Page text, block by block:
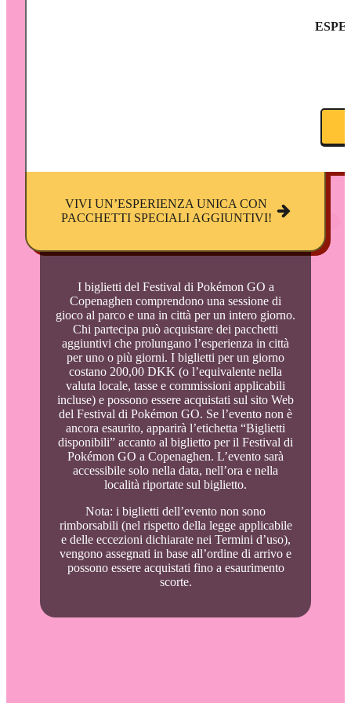
VIVI UN’ESPERIENZA UNICA CON
PACCHETTI SPECIALI AGGIUNTIVI!
I biglietti del Festival di Pokémon GO a
Copenaghen comprendono una sessione di
gioco al parco e una in città per un intero giorno.
Chi partecipa può acquistare dei pacchetti
aggiuntivi che prolungano l’esperienza in città
per uno o più giorni. I biglietti per un giorno
costano 200,00 DKK (o l’equivalente nella
valuta locale, tasse e commissioni applicabili
incluse) e possono essere acquistati sul sito Web
del Festival di Pokémon GO. Se l’evento non è
ancora esaurito, apparirà l’etichetta “Biglietti
disponibili” accanto al biglietto per il Festival di
Pokémon GO a Copenaghen. L’evento sarà
accessibile solo nella data, nell’ora e nella
località riportate sul biglietto.
Nota: i biglietti dell’evento non sono
rimborsabili (nel rispetto della legge applicabile
e delle eccezioni dichiarate nei Termini d’uso),
vengono assegnati in base all’ordine di arrivo e
possono essere acquistati fino a esaurimento
scorte.